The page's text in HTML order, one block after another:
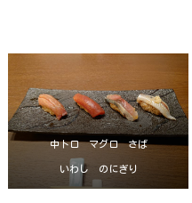
中トロ マグロ さば
いわし のにぎり